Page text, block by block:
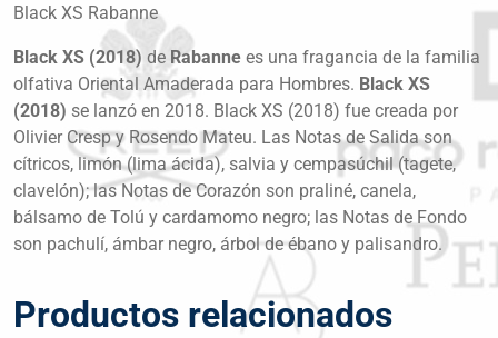
Black XS Rabanne
Black XS (2018) de Rabanne es una fragancia de la familia
olfativa Oriental Amaderada para Hombres. Black XS
(2018) se lanzó en 2018. Black XS (2018) fue creada por
Olivier Cresp y Rosendo Mateu. Las Notas de Salida son
cítricos, limón (lima ácida), salvia y cempasúchil (tagete,
clavelón); las Notas de Corazón son praliné, canela,
bálsamo de Tolú y cardamomo negro; las Notas de Fondo
son pachulí, ámbar negro, árbol de ébano y palisandro.
Productos relacionados